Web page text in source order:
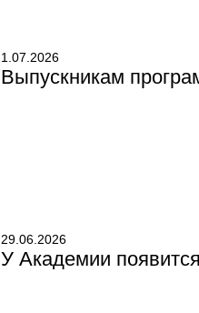
1.07.2026
Выпускникам
29.06.2026
У Академии